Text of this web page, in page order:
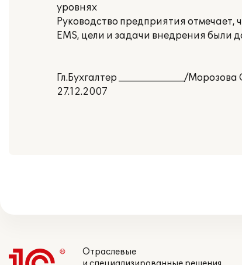
уровнях
Руководство предприятия отмечает,
EMS, цели и задачи внедрения были
Гл.Бухгалтер ______________/Морозова
27.12.2007
Отраслевые